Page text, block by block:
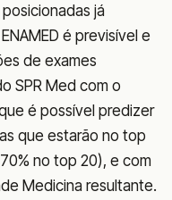
já
é previsível e
de exames
SPR Med com o
é possível predizer
que estarão no top
no top 20), e com
Medicina resultante.